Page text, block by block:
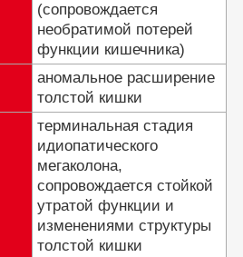
(сопровождается
необратимой потерей
функции кишечника)
аномальное расширение
толстой кишки
терминальная стадия
идиопатического
мегаколона,
сопровождается стойкой
утратой функции и
изменениями структуры
толстой кишки